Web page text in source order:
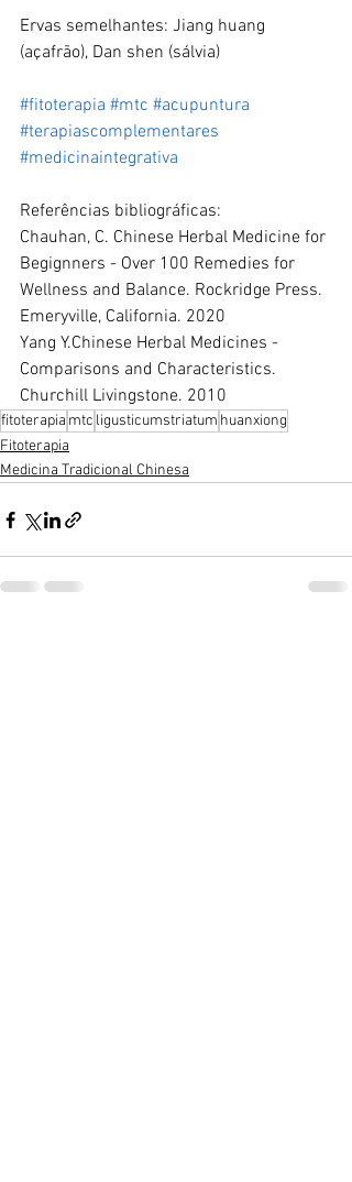
Ervas semelhantes: Jiang huang
(açafrão), Dan shen (sálvia)
#fitoterapia #mtc #acupuntura
#terapiascomplementares
#medicinaintegrativa
Referências bibliográficas:
Chauhan, C. Chinese Herbal Medicine for
Begignners - Over 100 Remedies for
Wellness and Balance. Rockridge Press.
Emeryville, California. 2020
Yang Y.Chinese Herbal Medicines -
Comparisons and Characteristics.
Churchill Livingstone. 2010
fitoterapia mtc ligusticumstriatum huanxiong
Fitoterapia
Medicina Tradicional Chinesa